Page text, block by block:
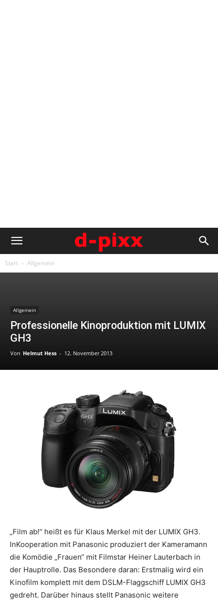
Start Allgemein
Allgemein
Professionelle Kinoproduktion mit LUMIX
GH3
Von Helmut Hess - 12. November 2013
„Film ab!“ heißt es für Klaus Merkel mit der LUMIX GH3.
InKooperation mit Panasonic produziert der Kameramann
die Komödie „Frauen“ mit Filmstar Heiner Lauterbach in
der Hauptrolle. Das Besondere daran: Erstmalig wird ein
Kinofilm komplett mit dem DSLM-Flaggschiff LUMIX GH3
gedreht. Darüber hinaus stellt Panasonic weitere